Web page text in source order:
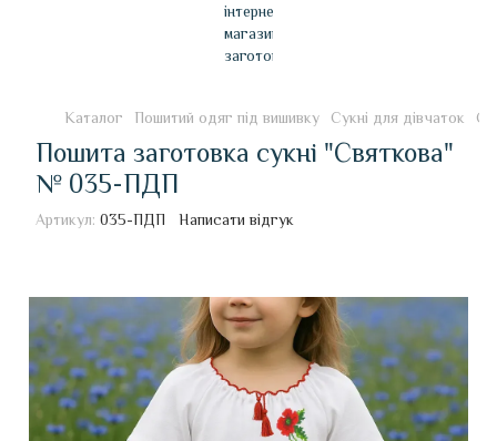
Каталог Пошитий одяг під вишивку Сукні для дівчаток
Пошита заготовка сукні "Святкова"
№ 035-ПДП
Артикул: 035-ПДП Написати відгук